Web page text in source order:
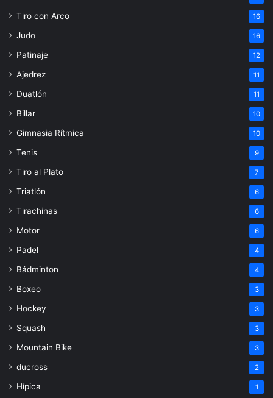
Tiro con Arco 16
Judo 16
Patinaje 12
Ajedrez 11
Duatlón 11
Billar 10
Gimnasia Rítmica 10
Tenis 9
Tiro al Plato 7
Triatlón 6
Tirachinas 6
Motor 6
Padel 4
Bádminton 4
Boxeo 3
Hockey 3
Squash 3
Mountain Bike 3
ducross 2
Hípica 1